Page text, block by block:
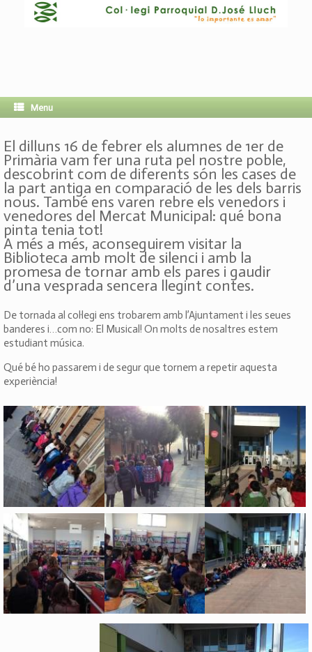
Menu
El dilluns 16 de febrer els alumnes de 1er de
Primària vam fer una ruta pel nostre poble,
descobrint com de diferents són les cases de
la part antiga en comparació de les dels barris
nous. També ens varen rebre els venedors i
venedores del Mercat Municipal: qué bona
pinta tenia tot!
A més a més, aconseguirem visitar la
Biblioteca amb molt de silenci i amb la
promesa de tornar amb els pares i gaudir
d’una vesprada sencera llegint contes.
De tornada al col·legi ens trobarem amb l’Ajuntament i les seues
banderes i…com no: El Musical! On molts de nosaltres estem
estudiant música.
Qué bé ho passarem i de segur que tornem a repetir aquesta
experiència!